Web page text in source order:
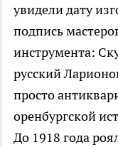
увидели дату
подпись
инструмента:
русский
просто
оренбургской
До 1918 года